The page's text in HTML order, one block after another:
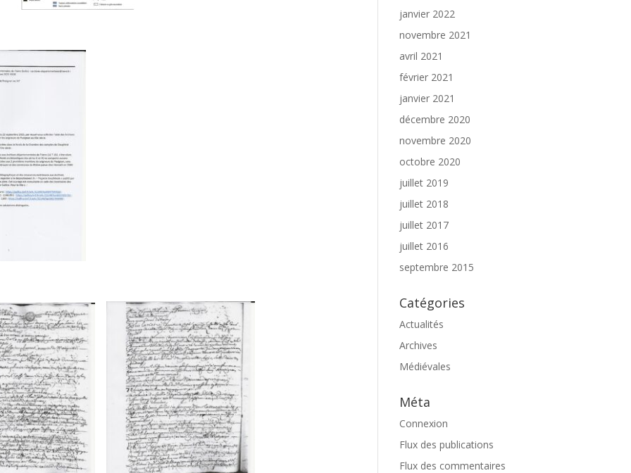
janvier 2022
novembre 2021
avril 2021
février 2021
janvier 2021
décembre 2020
novembre 2020
octobre 2020
juillet 2019
juillet 2018
juillet 2017
juillet 2016
septembre 2015
Catégories
Actualités
Archives
Médiévales
Méta
Connexion
Flux des publications
Flux des commentaires